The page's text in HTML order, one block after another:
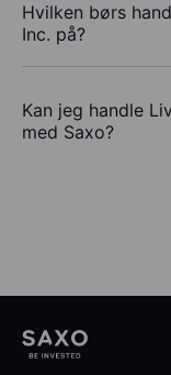
Hvilken børs
Inc. på?
Kan jeg handle
med Saxo?